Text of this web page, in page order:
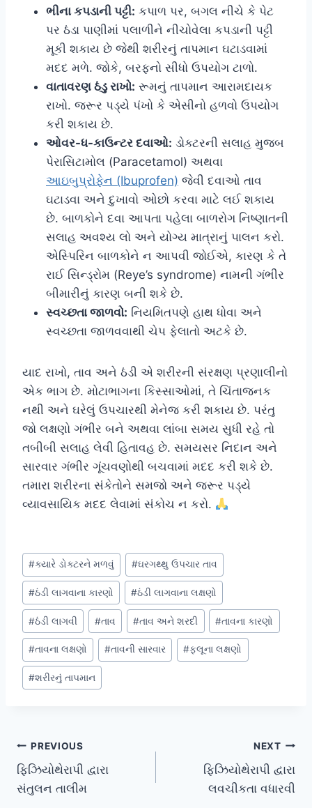
ભીના કપડાની પટ્ટી: કપાળ પર, બગલ નીચે કે પેટ
પર ઠંડા પાણીમાં પલાળીને નીચોવેલા કપડાની પટ્ટી
મૂકી શકાય છે જેથી શરીરનું તાપમાન ઘટાડવામાં
મદદ મળે. જોકે, બરફનો સીધો ઉપયોગ ટાળો.
વાતાવરણ ઠંડુ રાખો: રૂમનું તાપમાન આરામદાયક
રાખો. જરૂર પડ્યે પંખો કે એસીનો હળવો ઉપયોગ
કરી શકાય છે.
ઓવર-ધ-કાઉન્ટર દવાઓ: ડોક્ટરની સલાહ મુજબ
પેરાસિટામોલ (Paracetamol) અથવા
આઇબુપ્રોફેન (Ibuprofen) જેવી દવાઓ તાવ
ઘટાડવા અને દુખાવો ઓછો કરવા માટે લઈ શકાય
છે. બાળકોને દવા આપતા પહેલા બાળરોગ નિષ્ણાતની
સલાહ અવશ્ય લો અને યોગ્ય માત્રાનું પાલન કરો.
એસ્પિરિન બાળકોને ન આપવી જોઈએ, કારણ કે તે
રાઈ સિન્ડ્રોમ (Reye’s syndrome) નામની ગંભીર
બીમારીનું કારણ બની શકે છે.
સ્વચ્છતા જાળવો: નિયમિતપણે હાથ ધોવા અને
સ્વચ્છતા જાળવવાથી ચેપ ફેલાતો અટકે છે.
યાદ રાખો, તાવ અને ઠંડી એ શરીરની સંરક્ષણ પ્રણાલીનો
એક ભાગ છે. મોટાભાગના કિસ્સાઓમાં, તે ચિંતાજનક
નથી અને ઘરેલું ઉપચારથી મેનેજ કરી શકાય છે. પરંતુ
જો લક્ષણો ગંભીર બને અથવા લાંબા સમય સુધી રહે તો
તબીબી સલાહ લેવી હિતાવહ છે. સમયસર નિદાન અને
સારવાર ગંભીર ગૂંચવણોથી બચવામાં મદદ કરી શકે છે.
તમારા શરીરના સંકેતોને સમજો અને જરૂર પડ્યે
વ્યાવસાયિક મદદ લેવામાં સંકોચ ન કરો.
Post
Tags:
#ક્યારે ડોક્ટરને મળવું #ઘરગથ્થુ ઉપચાર તાવ
#ઠંડી લાગવાના કારણો #ઠંડી લાગવાના લક્ષણો
#ઠંડી લાગવી #તાવ #તાવ અને શરદી #તાવના કારણો
#તાવના લક્ષણો #તાવની સારવાર #ફ્લૂના લક્ષણો
#શરીરનું તાપમાન
Post
navigation
PREVIOUS
ફિઝિયોથેરાપી દ્વારા
સંતુલન તાલીમ
NEXT
ફિઝિયોથેરાપી દ્વારા
લવચીકતા વધારવી